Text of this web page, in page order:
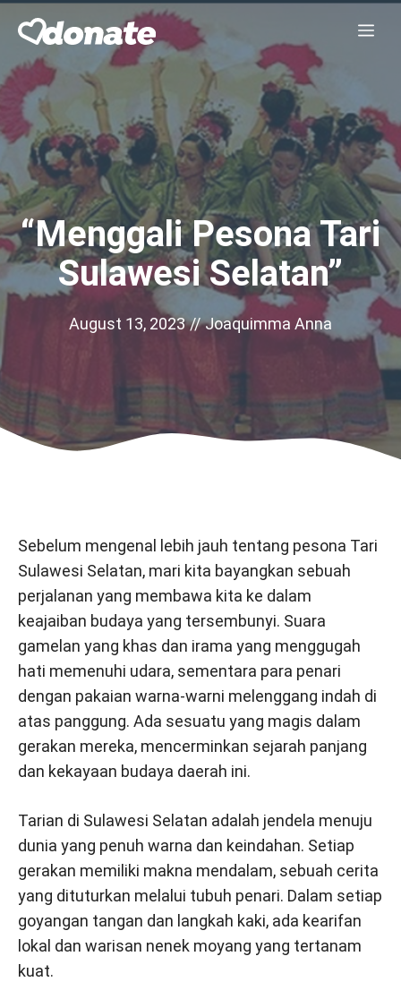
content
“Menggali Pesona Tari
Sulawesi Selatan”
August 13, 2023 // Joaquimma Anna
Sebelum mengenal lebih jauh tentang pesona Tari
Sulawesi Selatan, mari kita bayangkan sebuah
perjalanan yang membawa kita ke dalam
keajaiban budaya yang tersembunyi. Suara
gamelan yang khas dan irama yang menggugah
hati memenuhi udara, sementara para penari
dengan pakaian warna-warni melenggang indah di
atas panggung. Ada sesuatu yang magis dalam
gerakan mereka, mencerminkan sejarah panjang
dan kekayaan budaya daerah ini.
Tarian di Sulawesi Selatan adalah jendela menuju
dunia yang penuh warna dan keindahan. Setiap
gerakan memiliki makna mendalam, sebuah cerita
yang dituturkan melalui tubuh penari. Dalam setiap
goyangan tangan dan langkah kaki, ada kearifan
lokal dan warisan nenek moyang yang tertanam
kuat.